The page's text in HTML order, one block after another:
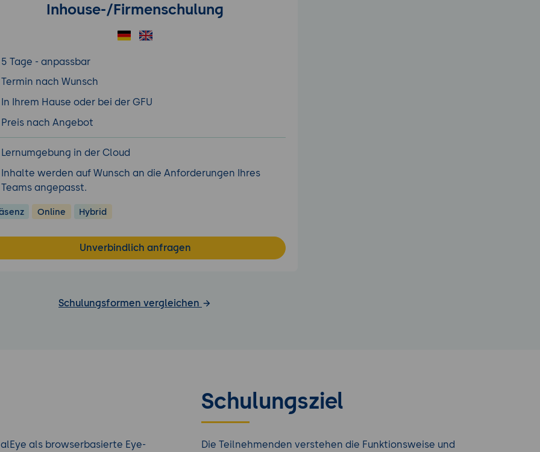
Inhouse-/Firmenschulung
5 Tage - anpassbar
Termin nach Wunsch
In Ihrem Hause oder bei der GFU
Preis nach Angebot
Lernumgebung in der Cloud
Inhalte werden auf Wunsch an die Anforderungen Ihres
Teams angepasst.
Online Hybrid
Unverbindlich anfragen
Schulungsformen vergleichen
als browserbasierte Eye-
Schulungsziel
Die Teilnehmenden verstehen die Funktionsweise und